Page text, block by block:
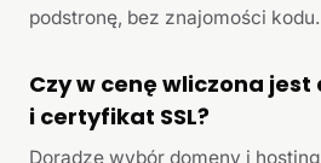
podstronę, bez znajomości kodu.
Czy w cenę wliczona
i certyfikat SSL?
Doradzę wybór domeny i